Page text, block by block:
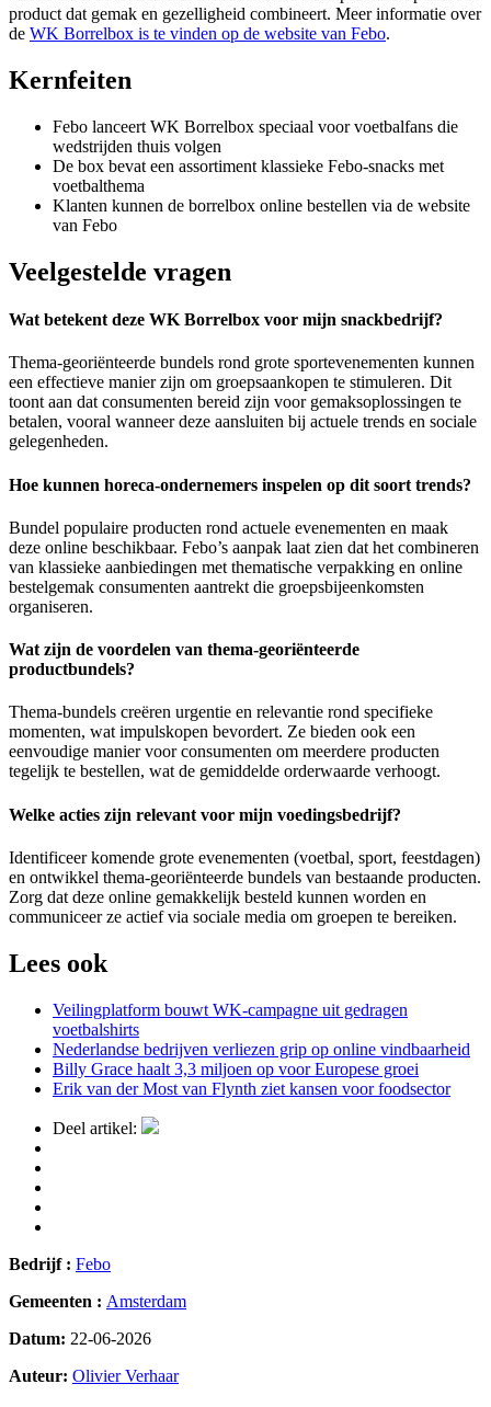
product dat gemak en gezelligheid combineert. Meer informatie over
de WK Borrelbox is te vinden op de website van Febo.
Kernfeiten
Febo lanceert WK Borrelbox speciaal voor voetbalfans die
wedstrijden thuis volgen
De box bevat een assortiment klassieke Febo-snacks met
voetbalthema
Klanten kunnen de borrelbox online bestellen via de website
van Febo
Veelgestelde vragen
Wat betekent deze WK Borrelbox voor mijn snackbedrijf?
Thema-georiënteerde bundels rond grote sportevenementen kunnen
een effectieve manier zijn om groepsaankopen te stimuleren. Dit
toont aan dat consumenten bereid zijn voor gemaksoplossingen te
betalen, vooral wanneer deze aansluiten bij actuele trends en sociale
gelegenheden.
Hoe kunnen horeca-ondernemers inspelen op dit soort trends?
Bundel populaire producten rond actuele evenementen en maak
deze online beschikbaar. Febo’s aanpak laat zien dat het combineren
van klassieke aanbiedingen met thematische verpakking en online
bestelgemak consumenten aantrekt die groepsbijeenkomsten
organiseren.
Wat zijn de voordelen van thema-georiënteerde
productbundels?
Thema-bundels creëren urgentie en relevantie rond specifieke
momenten, wat impulskopen bevordert. Ze bieden ook een
eenvoudige manier voor consumenten om meerdere producten
tegelijk te bestellen, wat de gemiddelde orderwaarde verhoogt.
Welke acties zijn relevant voor mijn voedingsbedrijf?
Identificeer komende grote evenementen (voetbal, sport, feestdagen)
en ontwikkel thema-georiënteerde bundels van bestaande producten.
Zorg dat deze online gemakkelijk besteld kunnen worden en
communiceer ze actief via sociale media om groepen te bereiken.
Lees ook
Veilingplatform bouwt WK-campagne uit gedragen
voetbalshirts
Nederlandse bedrijven verliezen grip op online vindbaarheid
Billy Grace haalt 3,3 miljoen op voor Europese groei
Erik van der Most van Flynth ziet kansen voor foodsector
Deel artikel:
Bedrijf : Febo
Gemeenten : Amsterdam
Datum: 22-06-2026
Auteur: Olivier Verhaar